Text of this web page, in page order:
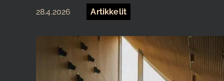
28.4.2026 Artikkelit